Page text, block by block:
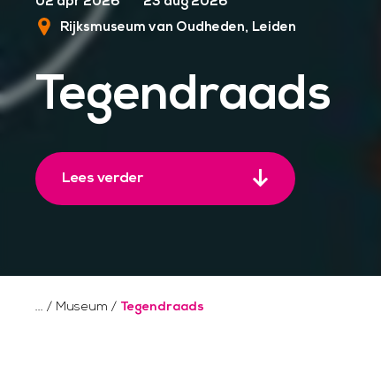
Rijksmuseum van Oudheden Leiden
Tegendraads
Lees verder
/ Museum / Tegendraads